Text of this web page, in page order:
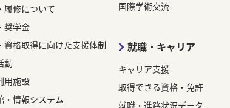
履修について
奨学金
資格取得に向けた支援体制
動
用施設
・情報システム
国際学術交流
就職・キャリア
キャリア支援
取得できる資格・免許
就職・進路状況データ